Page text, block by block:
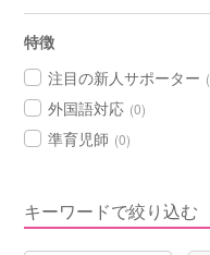
特徴
注目の新人サポーター
外国語対応 (0)
準育児師 (0)
キーワードで絞り込む